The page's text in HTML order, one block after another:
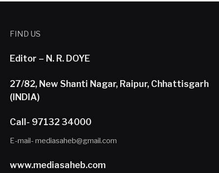
FIND US
Editor – N. R. DOYE
27/82, New Shanti Nagar, Raipur, Chhattisgarh
(INDIA)
Call- 97132 34000
E-mail- mediasaheb@gmail.com
www.mediasaheb.com